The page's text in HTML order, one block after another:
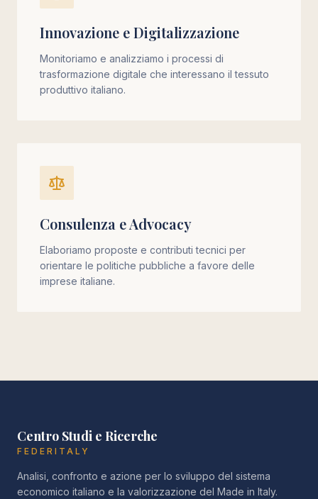
Innovazione e Digitalizzazione
Monitoriamo e analizziamo i processi di
trasformazione digitale che interessano il tessuto
produttivo italiano.
Consulenza e Advocacy
Elaboriamo proposte e contributi tecnici per
orientare le politiche pubbliche a favore delle
imprese italiane.
Centro Studi e Ricerche
FEDERITALY
Analisi, confronto e azione per lo sviluppo del sistema
economico italiano e la valorizzazione del Made in Italy.